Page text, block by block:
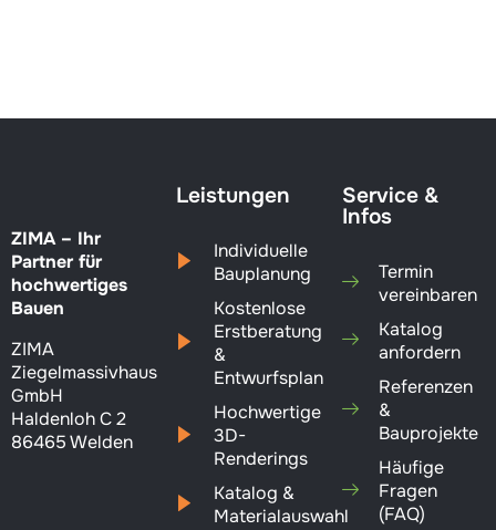
ZIMA – Ihr
Partner für
hochwertiges
Bauen
ZIMA
Ziegelmassivhaus
GmbH
Haldenloh C 2
86465 Welden
Leistungen
Individuelle
Bauplanung
Kostenlose
Erstberatung
&
Entwurfsplan
Hochwertige
3D-
Renderings
Katalog &
Materialauswahl
Service &
Infos
Termin
vereinbaren
Katalog
anfordern
Referenzen
&
Bauprojekte
Häufige
Fragen
(FAQ)